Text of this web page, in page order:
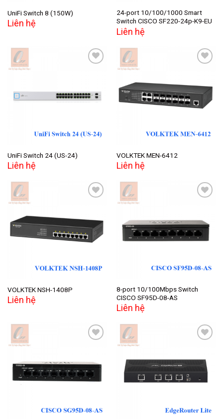
UniFi Switch 8 (150W)
Liên hệ
24-port 10/100/1000 Smart
Switch CISCO SF220-24p-K9-EU
Liên hệ
wishlist
UniFi Switch 24 (US-24)
Liên hệ
Add to
wishlist
VOLKTEK MEN-6412
Liên hệ
Add to
wishlist
VOLKTEK NSH-1408P
Liên hệ
Add to
wishlist
8-port 10/100Mbps Switch
CISCO SF95D-08-AS
Liên hệ
Add to
wishlist
Add to
wishlist